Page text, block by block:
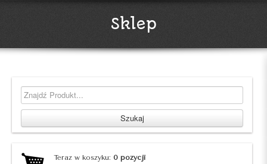
Sklep
Teraz w koszyku: 0 pozycji